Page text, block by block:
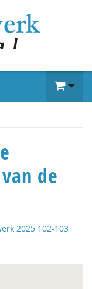
de
2025 102-103